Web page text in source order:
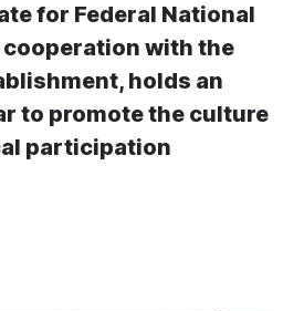
for Federal National
with the
holds an
to promote the culture
participation